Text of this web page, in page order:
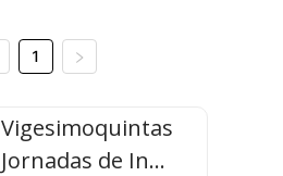
1
Vigesimoquintas
Jornadas de In...